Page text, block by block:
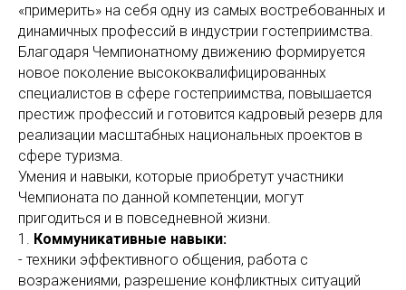
«примерить» на себя одну из самых востребованных и
динамичных профессий в индустрии гостеприимства.
Благодаря Чемпионатному движению формируется
новое поколение высококвалифицированных
специалистов в сфере гостеприимства, повышается
престиж профессий и готовится кадровый резерв для
реализации масштабных национальных проектов в
сфере туризма.
Умения и навыки, которые приобретут участники
Чемпионата по данной компетенции, могут
пригодиться и в повседневной жизни.
1. Коммуникативные навыки:
- техники эффективного общения, работа с
возражениями, разрешение конфликтных ситуаций